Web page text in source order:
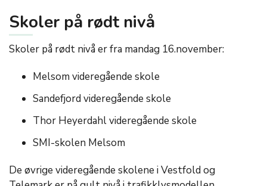
Skoler på rødt nivå
Skoler på rødt nivå er fra mandag 16.november:
Melsom videregående skole
Sandefjord videregående skole
Thor Heyerdahl videregående skole
SMI-skolen Melsom
De øvrige videregående skolene i Vestfold og